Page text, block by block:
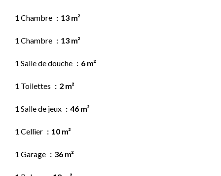
1 Chambre 13 m²
1 Chambre 13 m²
1 Salle de douche 6 m²
1 Toilettes 2 m²
1 Salle de jeux 46 m²
1 Cellier 10 m²
1 Garage 36 m²